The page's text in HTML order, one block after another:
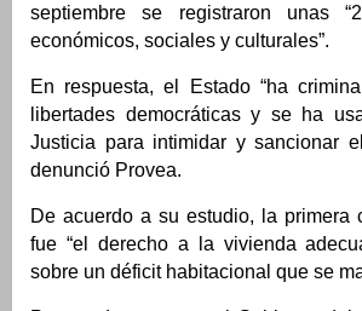
septiembre se registraron unas
económicos, sociales y culturales”.
En respuesta, el Estado “ha
libertades democráticas y se ha
Justicia para intimidar y sancionar
denunció Provea.
De acuerdo a su estudio, la
fue “el derecho a la vivienda
sobre un déficit habitacional que se